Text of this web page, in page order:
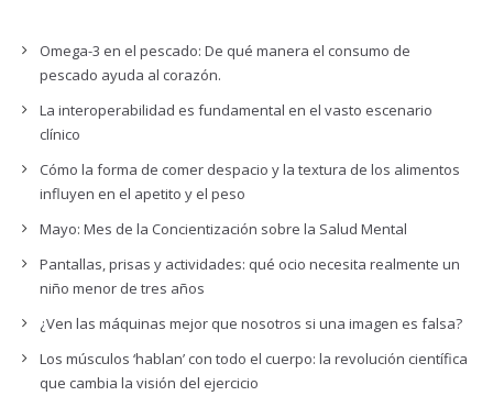
Omega-3 en el pescado: De qué manera el consumo de
pescado ayuda al corazón.
La interoperabilidad es fundamental en el vasto escenario
clínico
Cómo la forma de comer despacio y la textura de los alimentos
influyen en el apetito y el peso
Mayo: Mes de la Concientización sobre la Salud Mental
Pantallas, prisas y actividades: qué ocio necesita realmente un
niño menor de tres años
¿Ven las máquinas mejor que nosotros si una imagen es falsa?
Los músculos ‘hablan’ con todo el cuerpo: la revolución científica
que cambia la visión del ejercicio